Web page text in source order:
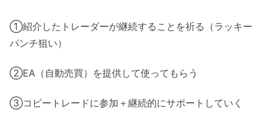
①紹介したトレーダーが継続することを祈る（ラッキー
パンチ狙い）
②EA（自動売買）を提供して使ってもらう
③コピートレードに参加＋継続的にサポートしていく